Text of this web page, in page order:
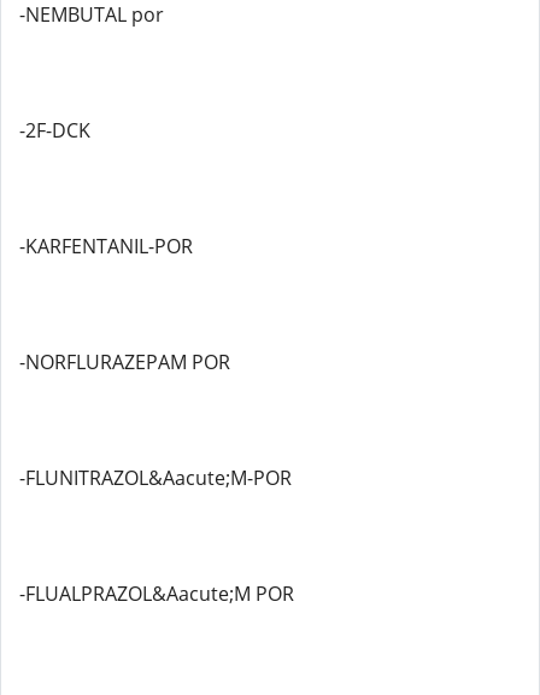
-NEMBUTAL por
-2F-DCK
-KARFENTANIL-POR
-NORFLURAZEPAM POR
-FLUNITRAZOL&Aacute;M-POR
-FLUALPRAZOL&Aacute;M POR